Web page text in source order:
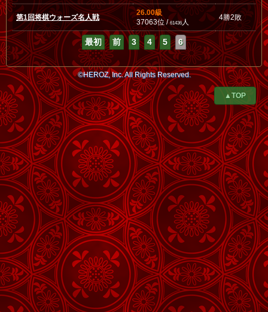
第1回将棋ウォーズ名人戦
26.00級
37063位 /61436人
4勝2敗
最初 前 3 4 5 6
©HEROZ, Inc. All Rights Reserved.
▲TOP